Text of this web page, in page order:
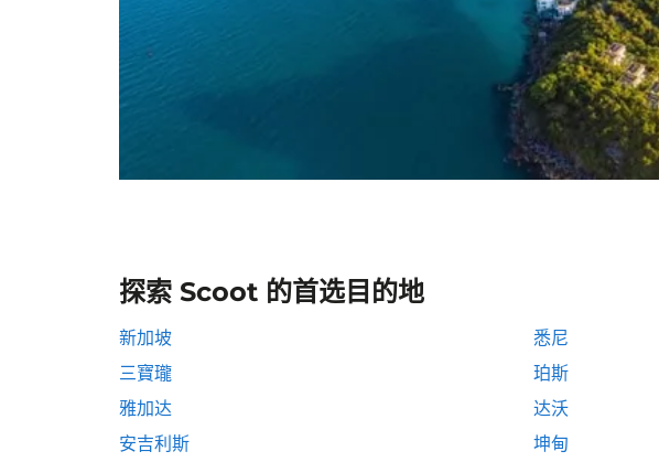
探索 Scoot 的首选目的地
新加坡 悉尼
三寶瓏
珀斯
雅加达
达沃
安吉利斯
坤甸